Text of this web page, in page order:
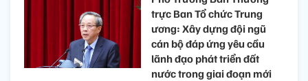
trực Ban Tổ chức Trung
ương: Xây dựng đội ngũ
cán bộ đáp ứng yêu cầu
lãnh đạo phát triển đất
nước trong giai đoạn mới